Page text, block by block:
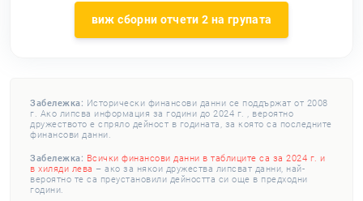
виж сборни отчети 2 на групата
Забележка: Исторически финансови данни се поддържат от 2008
г. Ако липсва информация за години до 2024 г. , вероятно
дружеството е спряло дейност в годината, за която са последните
финансови данни.
Забележка: Всички финансови данни в таблиците са за 2024 г. и
в хиляди лева – ако за някои дружества липсват данни, най-
вероятно те са преустановили дейността си още в предходни
години.